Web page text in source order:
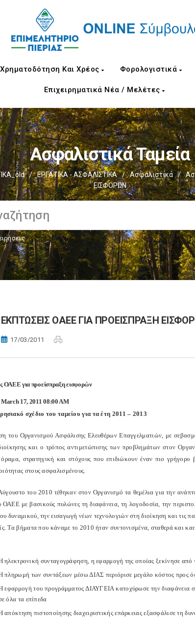
Χρηματοδότηση Και Χρέος Φορολογιστικά
Επιχειρηματικά Νέα / Μελέτες
Ασφαλιστικά Ταμεία
/ ΕΡΓΑΤΙΚΑ - ΑΣΦΑΛΙΣΤΙΚΑ / Ασφαλιστικά /
ΕΙΣΦΟΡΩΝ
ΕΚΠΤΩΣΕΙΣ ΟΑΕΕ ΓΙΑ ΠΡΟΕΙΣΠΡΑΞΗ
17/03/2011
ΟΑΕΕ για προείσπραξη εισφορών
17, 2011 08:00 AM
σχέδιο του ταμείου για τα έτη 2011 – 2013
του Οργανισμού Ασφάλισης Ελευθέρων Επαγγελματιών, με
και ο τρόπος αντιμετώπισης των προβλημάτων στον
στρατηγική και στόχους που επιδιώκουν έναν πιο γρήγορο
στους ασφαλισμένους.
του 2010 τέθηκαν στον Οργανισμό τα θεμέλια για την
ΟΑΕΕ με βασικούς πυλώνες τη διαφάνεια, τη λογοδοσία, την
δυναμικού, την εισαγωγή νέων τεχνολογιών στη διοίκηση και τις
Τα βήματα που κάναμε το 2010 ήταν συντονισμένα, σταθερά και
ηλεκτρονική συνταγογράφηση, η εφαρμογή της οποίας ξεκίνησε
πληρωμή των συντάξεων μέσω ΔΙΑΣ περιόρισε μεγάλο κόστος προς
εφαρμογή του προγράμματος ΔΙΑΥΓΕΙΑ κατοχύρωσε την διαφάνεια
όλα τα επίπεδα
απόκτηση πιστοποίησης διαχειριστικής επάρκειας εξασφάλισε τη